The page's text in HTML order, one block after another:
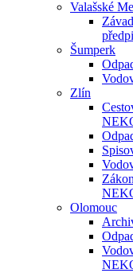
Valašské
Šumperk
Zlín
Olomouc